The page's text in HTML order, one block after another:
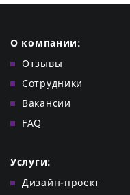
О компании:
Отзывы
Сотрудники
Вакансии
FAQ
Услуги:
Дизайн-проект